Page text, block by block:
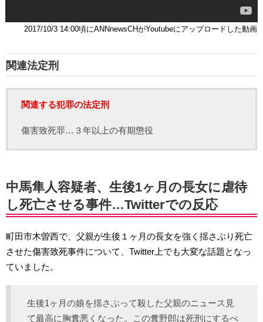
2017/10/3 14:00頃にANNnewsCHがYoutubeにアップロードした動画
関連法定刑
関連する犯罪の法定刑
傷害致死罪…３年以上の有期懲役
中馬隼人容疑者、生後1ヶ月の長女に虐待
し死亡させる事件…Twitterでの反応
町田市木曽西で、父親が生後１ヶ月の長女を強く揺さぶり死亡
させた傷害致死事件について、Twitter上でも大変な話題となっ
ていました。
生後1ヶ月の娘を揺さぶって殺した父親のニュース見
て最高に胸糞悪くなった。この糞野郎は死刑にするべ